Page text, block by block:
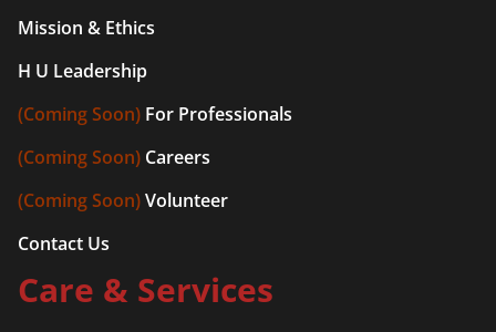
Mission & Ethics
H U Leadership
(Coming Soon)For Professionals
(Coming Soon)Careers
(Coming Soon)Volunteer
Contact Us
Care & Services